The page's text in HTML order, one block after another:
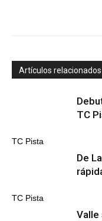
Artículos relacionados
TC Pista
TC
TC Pista
De
Valle